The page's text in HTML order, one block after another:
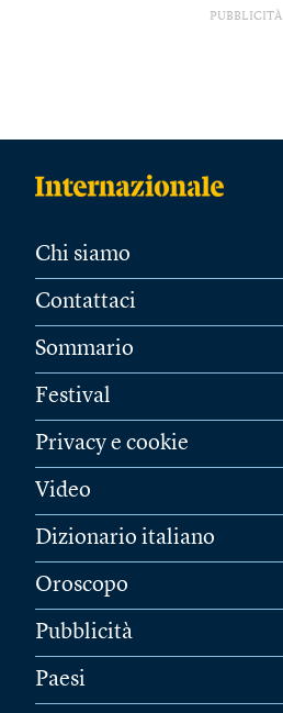
PUBBLICITÀ
Chi siamo
Contattaci
Sommario
Festival
Privacy e cookie
Video
Dizionario italiano
Oroscopo
Pubblicità
Paesi